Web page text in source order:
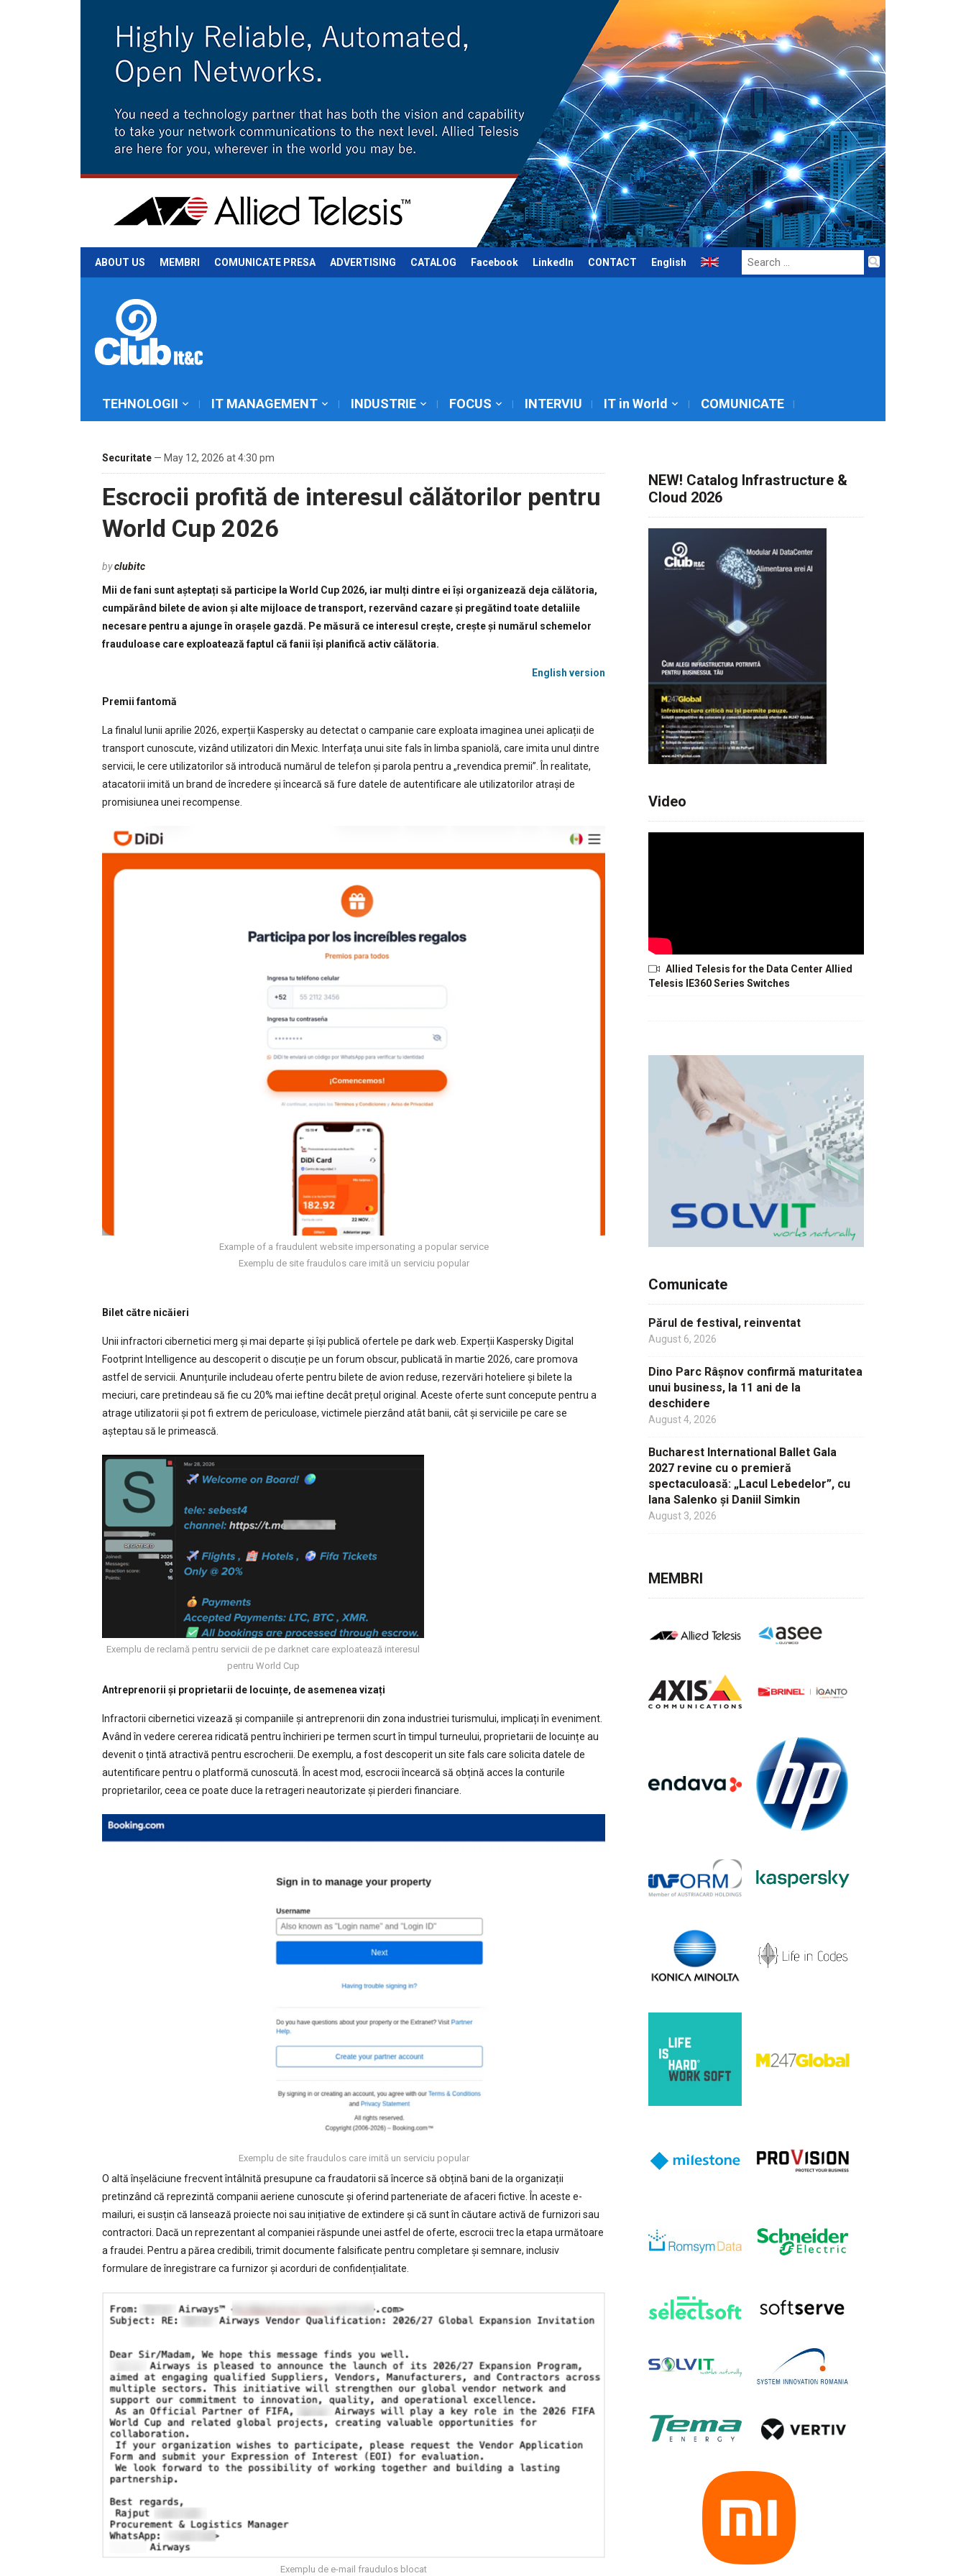
ABOUT US MEMBRI COMUNICATE PRESA ADVERTISING CATALOG Facebook LinkedIn CONTACT English
Search
for:
TEHNOLOGII IT MANAGEMENT INDUSTRIE FOCUS INTERVIU IT in World COMUNICATE
Securitate — May 12, 2026 at 4:30 pm
Escrocii profită de interesul călătorilor pentru
World Cup 2026
byclubitc
Mii de fani sunt așteptați să participe la World Cup 2026, iar mulți dintre ei își organizează deja călătoria,
cumpărând bilete de avion și alte mijloace de transport, rezervând cazare și pregătind toate detaliile
necesare pentru a ajunge în orașele gazdă. Pe măsură ce interesul crește, crește și numărul schemelor
frauduloase care exploatează faptul că fanii își planifică activ călătoria.
English version
Premii fantomă
La finalul lunii aprilie 2026, experții Kaspersky au detectat o campanie care exploata imaginea unei aplicații de
transport cunoscute, vizând utilizatori din Mexic. Interfața unui site fals în limba spaniolă, care imita unul dintre
servicii, le cere utilizatorilor să introducă numărul de telefon și parola pentru a „revendica premii”. În realitate,
atacatorii imită un brand de încredere și încearcă să fure datele de autentificare ale utilizatorilor atrași de
promisiunea unei recompense.
Example of a fraudulent website impersonating a popular service
Exemplu de site fraudulos care imită un serviciu popular
Bilet către nicăieri
Unii infractori cibernetici merg și mai departe și își publică ofertele pe dark web. Experții Kaspersky Digital
Footprint Intelligence au descoperit o discuție pe un forum obscur, publicată în martie 2026, care promova
astfel de servicii. Anunțurile includeau oferte pentru bilete de avion reduse, rezervări hoteliere și bilete la
meciuri, care pretindeau să fie cu 20% mai ieftine decât prețul original. Aceste oferte sunt concepute pentru a
atrage utilizatorii și pot fi extrem de periculoase, victimele pierzând atât banii, cât și serviciile pe care se
așteptau să le primească.
Exemplu de reclamă pentru servicii de pe darknet care exploatează interesul
pentru World Cup
Antreprenorii și proprietarii de locuințe, de asemenea vizați
Infractorii cibernetici vizează și companiile și antreprenorii din zona industriei turismului, implicați în eveniment.
Având în vedere cererea ridicată pentru închirieri pe termen scurt în timpul turneului, proprietarii de locuințe au
devenit o țintă atractivă pentru escrocherii. De exemplu, a fost descoperit un site fals care solicita datele de
autentificare pentru o platformă cunoscută. În acest mod, escrocii încearcă să obțină acces la conturile
proprietarilor, ceea ce poate duce la retrageri neautorizate și pierderi financiare.
Exemplu de site fraudulos care imită un serviciu popular
O altă înșelăciune frecvent întâlnită presupune ca fraudatorii să încerce să obțină bani de la organizații
pretinzând că reprezintă companii aeriene cunoscute și oferind parteneriate de afaceri fictive. În aceste e-
mailuri, ei susțin că lansează proiecte noi sau inițiative de extindere și că sunt în căutare activă de furnizori sau
contractori. Dacă un reprezentant al companiei răspunde unei astfel de oferte, escrocii trec la etapa următoare
a fraudei. Pentru a părea credibili, trimit documente falsificate pentru completare și semnare, inclusiv
formulare de înregistrare ca furnizor și acorduri de confidențialitate.
Exemplu de e-mail fraudulos blocat
NEW! Catalog Infrastructure &
Cloud 2026
Video
Allied Telesis for the Data Center Allied
Telesis IE360 Series Switches
Comunicate
Părul de festival, reinventat
August 6, 2026
Dino Parc Râșnov confirmă maturitatea
unui business, la 11 ani de la
deschidere
August 4, 2026
Bucharest International Ballet Gala
2027 revine cu o premieră
spectaculoasă: „Lacul Lebedelor”, cu
Iana Salenko și Daniil Simkin
August 3, 2026
MEMBRI